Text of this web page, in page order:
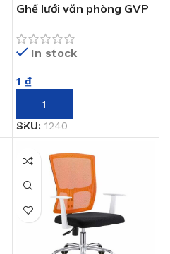
Ghế lưới văn phòng GVP
In stock
1 ₫
THÊM VÀO GIỎ HÀNG
SKU: 1240